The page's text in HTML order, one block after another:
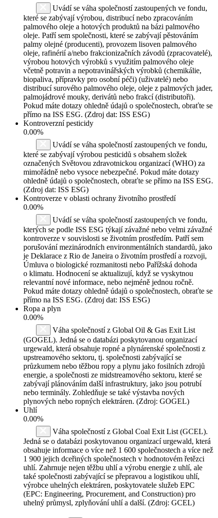
Uvádí se váha společností zastoupených ve fondu,
které se zabývají výrobou, distribucí nebo zpracováním
palmového oleje a hotových produktů na bázi palmového
oleje. Patří sem společnosti, které se zabývají pěstováním
palmy olejné (producenti), provozem lisoven palmového
oleje, rafinérií a/nebo frakcionizačních závodů (zpracovatelé),
výrobou hotových výrobků s využitím palmového oleje
včetně potravin a nepotravinářských výrobků (chemikálie,
biopaliva, přípravky pro osobní péči) (uživatelé) nebo
distribucí surového palmového oleje, oleje z palmových jader,
palmojádrové mouky, derivátů nebo frakcí (distributoři).
Pokud máte dotazy ohledně údajů o společnostech, obraťte se
přímo na ISS ESG. (Zdroj dat: ISS ESG)
Kontroverzní pesticidy
0.00%
Uvádí se váha společností zastoupených ve fondu,
které se zabývají výrobou pesticidů s obsahem složek
označených Světovou zdravotnickou organizací (WHO) za
mimořádně nebo vysoce nebezpečné. Pokud máte dotazy
ohledně údajů o společnostech, obraťte se přímo na ISS ESG.
(Zdroj dat: ISS ESG)
Kontroverze v oblasti ochrany životního prostředí
0.00%
Uvádí se váha společností zastoupených ve fondu,
kterých se podle ISS ESG týkají závažné nebo velmi závažné
kontroverze v souvislosti se životním prostředím. Patří sem
porušování mezinárodních environmentálních standardů, jako
je Deklarace z Rio de Janeira o životním prostředí a rozvoji,
Úmluva o biologické rozmanitosti nebo Pařížská dohoda
o klimatu. Hodnocení se aktualizují, když se vyskytnou
relevantní nové informace, nebo nejméně jednou ročně.
Pokud máte dotazy ohledně údajů o společnostech, obraťte se
přímo na ISS ESG. (Zdroj dat: ISS ESG)
Ropa a plyn
0.00%
Váha společností z Global Oil & Gas Exit List
(GOGEL). Jedná se o databázi poskytovanou organizací
urgewald, která obsahuje ropné a plynárenské společnosti z
upstreamového sektoru, tj. společnosti zabývající se
průzkumem nebo těžbou ropy a plynu jako fosilních zdrojů
energie, a společnosti ze midstreamového sektoru, které se
zabývají plánováním další infrastruktury, jako jsou potrubí
nebo terminály. Zohledňuje se také výstavba nových
plynových nebo ropných elektráren. (Zdroj: GOGEL)
Uhlí
0.00%
Váha společností z Global Coal Exit List (GCEL).
Jedná se o databázi poskytovanou organizací urgewald, která
obsahuje informace o více než 1 600 společnostech a více než
1 900 jejich dceřiných společnostech v hodnotovém řetězci
uhlí. Zahrnuje nejen těžbu uhlí a výrobu energie z uhlí, ale
také společnosti zabývající se přepravou a logistikou uhlí,
výrobce uhelných elektráren, poskytovatele služeb EPC
(EPC: Engineering, Procurement, and Construction) pro
uhelný průmysl, zplyňování uhlí a další. (Zdroj: GCEL)